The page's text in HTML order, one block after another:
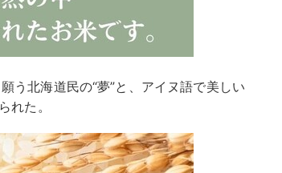
う北海道民の“夢”と、アイヌ語で美しい
れた。